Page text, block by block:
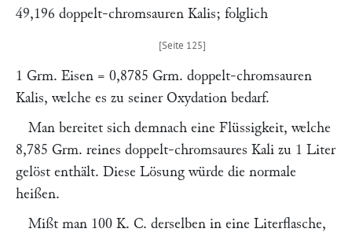
49,196 doppelt-chromsauren Kalis; folglich
1 Grm. Eisen = 0,8785 Grm. doppelt-chromsauren
Kalis, welche es zu seiner Oxydation bedarf.
Man bereitet sich demnach eine Flüssigkeit, welche
8,785 Grm. reines doppelt-chromsaures Kali zu 1 Liter
gelöst enthält. Diese Lösung würde die normale
heißen.
Mißt man 100 K. C. derselben in eine Literflasche,